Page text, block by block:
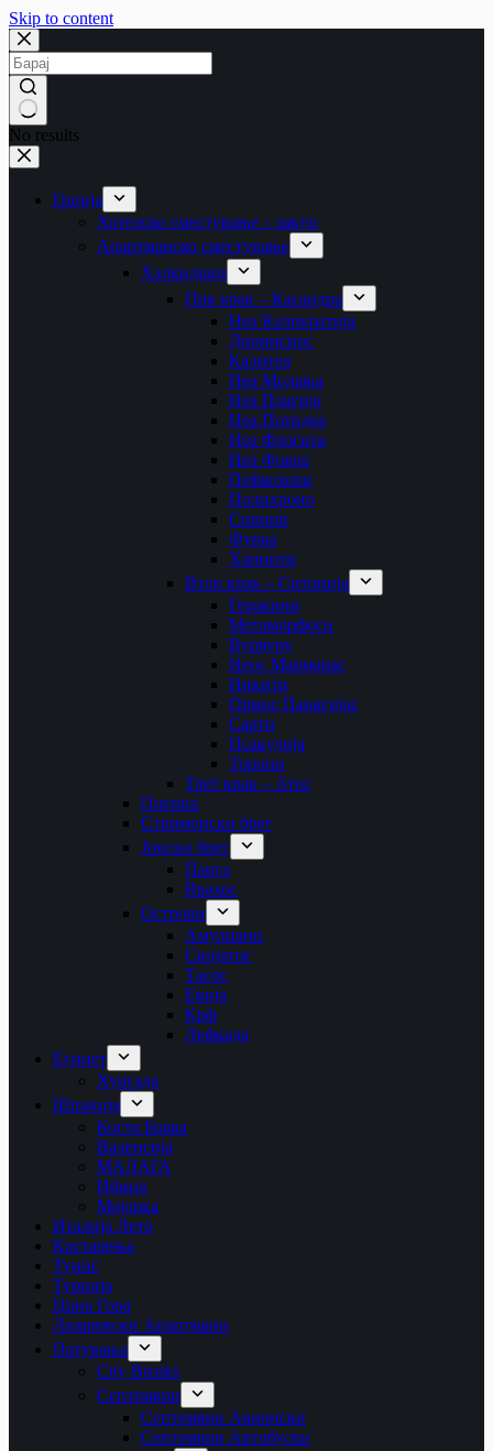
Skip to content
No results
Грција
Хотелско сместување – закуп
Апартманско сместување
Халкидики
Прв крак – Касандра
Неа Каликратија
Дионисиос
Калитеа
Неа Модања
Неа Плагија
Неа Потидеа
Неа Флогита
Неа Фокеа
Пефкохори
Полихроно
Сивири
Фурка
Ханиоти
Втор крак – Ситонија
Геракини
Метаморфоси
Вурвуру
Неос Мармарас
Никити
Ормос Панагијас
Сарти
Псакудија
Торони
Трет крак – Атос
Пиериа
Стримонски брег
Јонски брег
Парга
Врахос
Острови
Амулиани
Скијатос
Тасос
Евија
Крф
Лефкада
Египет
Хургада
Шпанија
Коста Брава
Валенсија
МАЛАГА
Ибица
Мајорка
Италија Лето
Крстарења
Тунис
Турција
Црна Гора
Лазаревски Апартмани
Патувања
City Breaks
Септември
Септември Авионски
Септември Автобуски